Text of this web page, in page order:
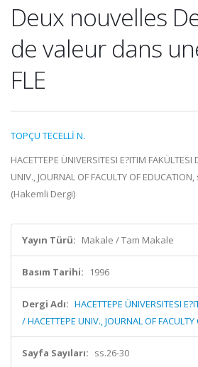
Deux nouvelles
de valeur dans
FLE
TOPÇU TECELLİ N.
HACETTEPE ÜNIVERSITESI E?ITIM FAKÜLTESI
UNIV., JOURNAL OF FACULTY OF
(Hakemli Dergi)
Yayın Türü: Makale / Tam Makale
Basım Tarihi: 1996
Dergi Adı: HACETTEPE ÜNIVERSITESI
/ HACETTEPE UNIV., JOURNAL OF
Sayfa Sayıları: ss.26-30